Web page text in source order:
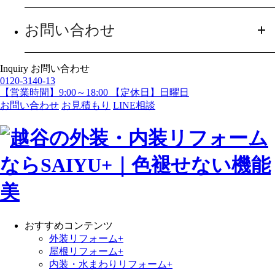
お問い合わせ
Inquiry お問い合わせ
0120-3140-13
【営業時間】9:00～18:00 【定休日】日曜日
お問い合わせ お見積もり LINE相談
おすすめコンテンツ
外装リフォーム+
屋根リフォーム+
内装・水まわりリフォーム+